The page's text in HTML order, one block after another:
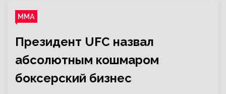
ММА
Президент UFC назвал
абсолютным кошмаром
боксерский бизнес